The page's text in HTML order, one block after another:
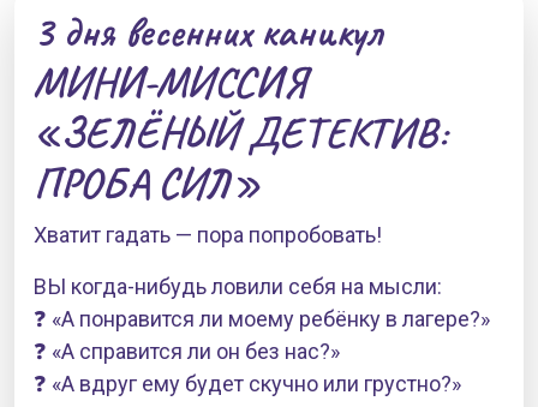
3 дня весенних каникул
МИНИ-МИССИЯ
«ЗЕЛЁНЫЙ ДЕТЕКТИВ:
ПРОБА СИЛ»
Хватит гадать — пора попробовать!
ВЫ когда-нибудь ловили себя на мысли:
❓ «А понравится ли моему ребёнку в лагере?»
❓ «А справится ли он без нас?»
❓ «А вдруг ему будет скучно или грустно?»